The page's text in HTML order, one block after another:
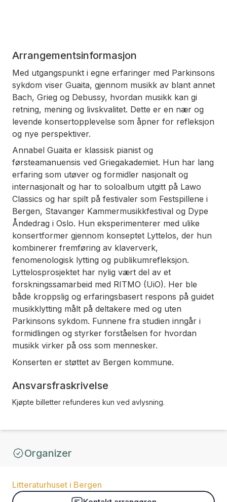
Arrangementsinformasjon
Med utgangspunkt i egne erfaringer med Parkinsons
sykdom viser Guaita, gjennom musikk av blant annet
Bach, Grieg og Debussy, hvordan musikk kan gi
retning, mening og livskvalitet. Dette er en nær og
levende konsertopplevelse som åpner for refleksjon
og nye perspektiver.
Annabel Guaita er klassisk pianist og
førsteamanuensis ved Griegakademiet. Hun har lang
erfaring som utøver og formidler nasjonalt og
internasjonalt og har to soloalbum utgitt på Lawo
Classics og har spilt på festivaler som Festspillene i
Bergen, Stavanger Kammermusikkfestival og Dype
Åndedrag i Oslo. Hun eksperimenterer med ulike
konsertformer gjennom konseptet Lyttelos, der hun
kombinerer fremføring av klaververk,
fenomenologisk lytting og publikumrefleksjon.
Lyttelosprosjektet har nylig vært del av et
forskningssamarbeid med RITMO (UiO). Her ble
både kroppslig og erfaringsbasert respons på guidet
musikklytting målt på deltakere med og uten
Parkinsons sykdom. Funnene fra studien inngår i
formidlingen og styrker forståelsen for hvordan
musikk virker på oss som mennesker.
Konserten er støttet av Bergen kommune.
Ansvarsfraskrivelse
Kjøpte billetter refunderes kun ved avlysning.
Organizer
Litteraturhuset i Bergen